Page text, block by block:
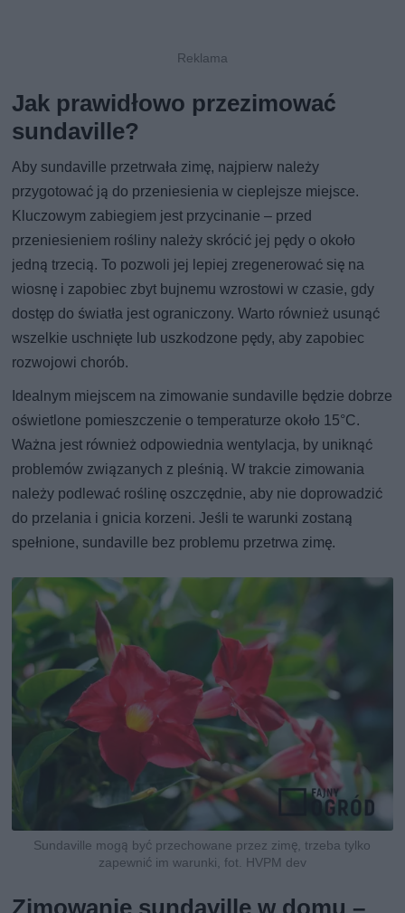
Jak prawidłowo przezimować
sundaville?
Aby sundaville przetrwała zimę, najpierw należy
przygotować ją do przeniesienia w cieplejsze miejsce.
Kluczowym zabiegiem jest przycinanie – przed
przeniesieniem rośliny należy skrócić jej pędy o około
jedną trzecią. To pozwoli jej lepiej zregenerować się na
wiosnę i zapobiec zbyt bujnemu wzrostowi w czasie, gdy
dostęp do światła jest ograniczony. Warto również usunąć
wszelkie uschnięte lub uszkodzone pędy, aby zapobiec
rozwojowi chorób.
Idealnym miejscem na zimowanie sundaville będzie dobrze
oświetlone pomieszczenie o temperaturze około 15°C.
Ważna jest również odpowiednia wentylacja, by uniknąć
problemów związanych z pleśnią. W trakcie zimowania
należy podlewać roślinę oszczędnie, aby nie doprowadzić
do przelania i gnicia korzeni. Jeśli te warunki zostaną
spełnione, sundaville bez problemu przetrwa zimę.
Sundaville mogą być przechowane przez zimę, trzeba tylko
zapewnić im warunki, fot. HVPM dev
Zimowanie sundaville w domu –